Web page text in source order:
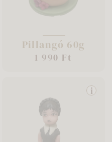
Pillangó 60g
1 990 Ft
i